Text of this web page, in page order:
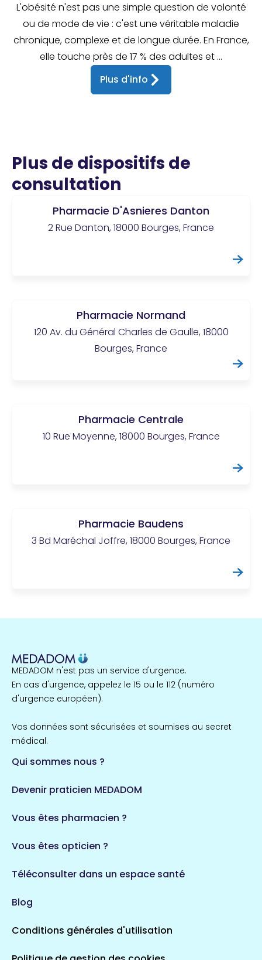
L'obésité n'est pas une simple question de volonté
ou de mode de vie : c'est une véritable maladie
chronique, complexe et de longue durée. En France,
elle touche près de 17 % des adultes et ...
Plus d'info
Plus de dispositifs de
consultation
Pharmacie D'Asnieres Danton
2 Rue Danton, 18000 Bourges, France
Pharmacie Normand
120 Av. du Général Charles de Gaulle, 18000
Bourges, France
Pharmacie Centrale
10 Rue Moyenne, 18000 Bourges, France
Pharmacie Baudens
3 Bd Maréchal Joffre, 18000 Bourges, France
MEDADOM n'est pas un service d'urgence.
En cas d'urgence, appelez le 15 ou le 112 (numéro
d'urgence européen).
Vos données sont sécurisées et soumises au secret
médical.
Qui sommes nous ?
Devenir praticien MEDADOM
Vous êtes pharmacien ?
Vous êtes opticien ?
Téléconsulter dans un espace santé
Blog
Conditions générales d'utilisation